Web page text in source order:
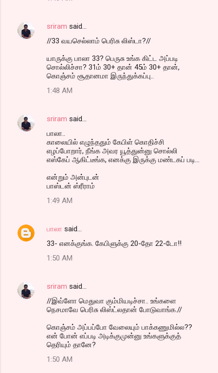
sriram said…
//33 வயசெல்லாம் பெரிசு லிஸ்டா?//
யாருக்கு பாலா 33? பெருசு உங்க கிட்ட அப்படி
சொல்லிச்சா? 31ம் 30+ தான் 45ம் 30+ தான்,
கொஞ்சம் சூதானமா இருந்துக்கப்பு..
1:48 AM
sriram said…
பாலா..
காலையில் எழுந்ததும் கேபிள் கொதிச்சி
எழப்போறார், நீங்க அவர யூத்துன்னு சொல்லி
எஸ்கேப் ஆகிட்டீங்க, எனக்கு இருக்கு மண்டகப் படி...
என்றும் அன்புடன்
பாஸ்டன் ஸ்ரீராம்
1:49 AM
பாலா said…
33- எனக்குங்க. கேபிளுக்கு 20-தோ 22-டோ!!
1:50 AM
sriram said…
//இவ்ளோ மெதுவா கும்மியடிச்சா.. உங்களை
நெசமாவே பெரிசு லிஸ்ட்லதான் போடுவாங்க.//
கொஞ்சம் அப்பப்போ வேலையும் பாக்கணுமில்ல??
என் போன் எப்படி அடிக்குமுன்னு உங்களுக்குத்
தெரியும் தானே?
1:50 AM